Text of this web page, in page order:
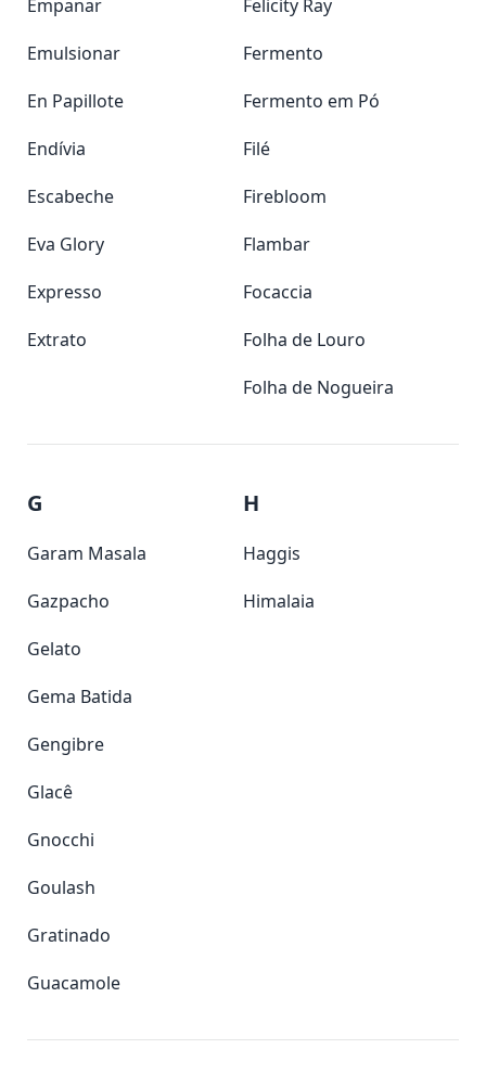
Empanar
Emulsionar
En Papillote
Endívia
Escabeche
Eva Glory
Expresso
Extrato
Felicity Ray
Fermento
Fermento em Pó
Filé
Firebloom
Flambar
Focaccia
Folha de Louro
Folha de Nogueira
G
Garam Masala
Gazpacho
Gelato
Gema Batida
Gengibre
Glacê
Gnocchi
Goulash
Gratinado
Guacamole
H
Haggis
Himalaia